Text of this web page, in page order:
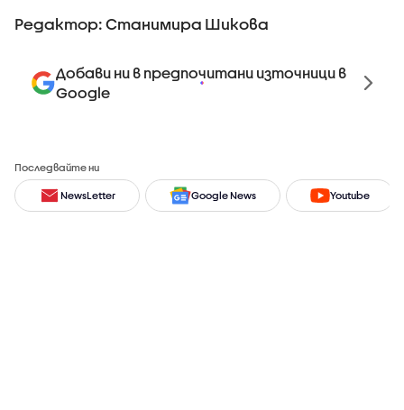
Редактор: Станимира Шикова
Добави ни в предпочитани източници в
Google
Последвайте ни
NewsLetter Google News Youtube